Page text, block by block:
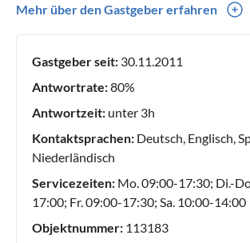
charmantes Ferienhaus für zwei Personen
unvergesslichen Urlaub an der Küste.
Mehr über den Gastgeber erfahren
Gastgeber seit: 30.11.2011
Antwortrate:80%
Antwortzeit: unter 3h
Kontaktsprachen: Deutsch, Englisch,
Niederländisch
Servicezeiten: Mo. 09:00-17:30; Di.-
17:00; Fr. 09:00-17:30; Sa. 10:00-14:00
Objektnummer: 113183